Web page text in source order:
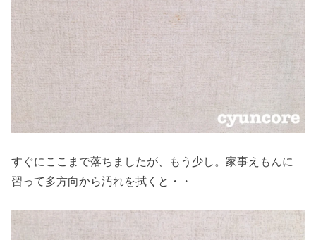
すぐにここまで落ちましたが、もう少し。家事えもんに
習って多方向から汚れを拭くと・・